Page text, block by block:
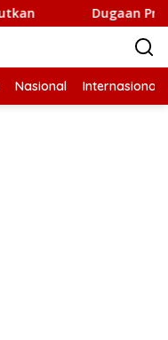
Dugaan Proyek
Nasional Internasional